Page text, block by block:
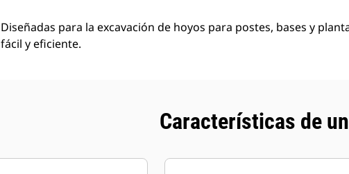
Diseñadas para la excavación de hoyos para postes, bases y
fácil y eficiente.
Características de